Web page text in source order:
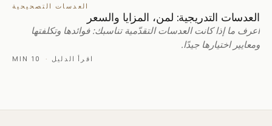
العدسات التصحيحية
العدسات التدريجية: لمن، المزايا والسعر
اعرف ما إذا كانت العدسات التقدّمية تناسبك: فوائدها وتكلفتها
ومعايير اختيارها جيدًا.
اقرأ الدليل ·
10 MIN